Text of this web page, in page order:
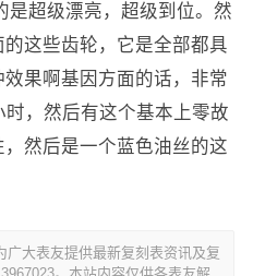
是超级漂亮，超级到位。然
这些齿轮，它是全部都具
果啊基因方面的话，非常
，然后有这个基本上零故
然后是一个蓝色油丝的这
大表友提供最新复刻表资讯及复